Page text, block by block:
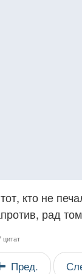
кто не
рад
цитат
Пред.